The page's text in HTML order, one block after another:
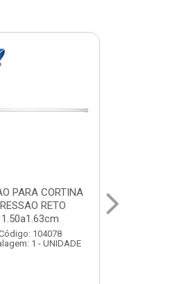
PARA TETO
ACO 1.40m
104086
1 - UNIDADE